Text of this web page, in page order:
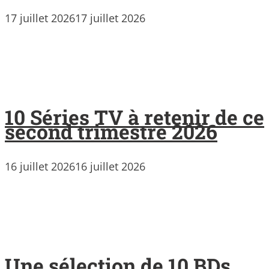
17 juillet 202617 juillet 2026
10 Séries TV à retenir de ce
second trimestre 2026
16 juillet 202616 juillet 2026